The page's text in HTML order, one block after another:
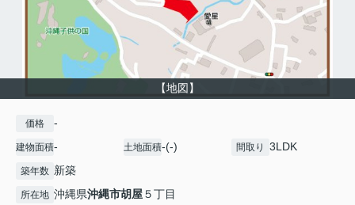
【地図】
価格 -
建物面積- 土地面積-(-) 間取り 3LDK
築年数 新築
所在地 沖縄県沖縄市胡屋５丁目